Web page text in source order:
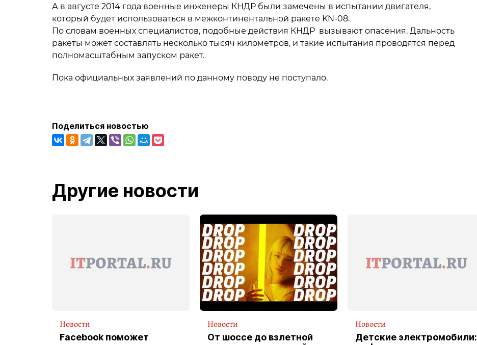
А в августе 2014 года военные инженеры КНДР были замечены в испытании двигателя,
который будет использоваться в межконтинентальной ракете KN-08.
По словам военных специалистов, подобные действия КНДР вызывают опасения. Дальность
ракеты может составлять несколько тысяч километров, и такие испытания проводятся перед
полномасштабным запуском ракет.
Пока официальных заявлений по данному поводу не поступало.
Поделиться новостью
Другие новости
Новости
Facebook поможет
Новости
От шоссе до взлетной
Новости
Детские электромобили: